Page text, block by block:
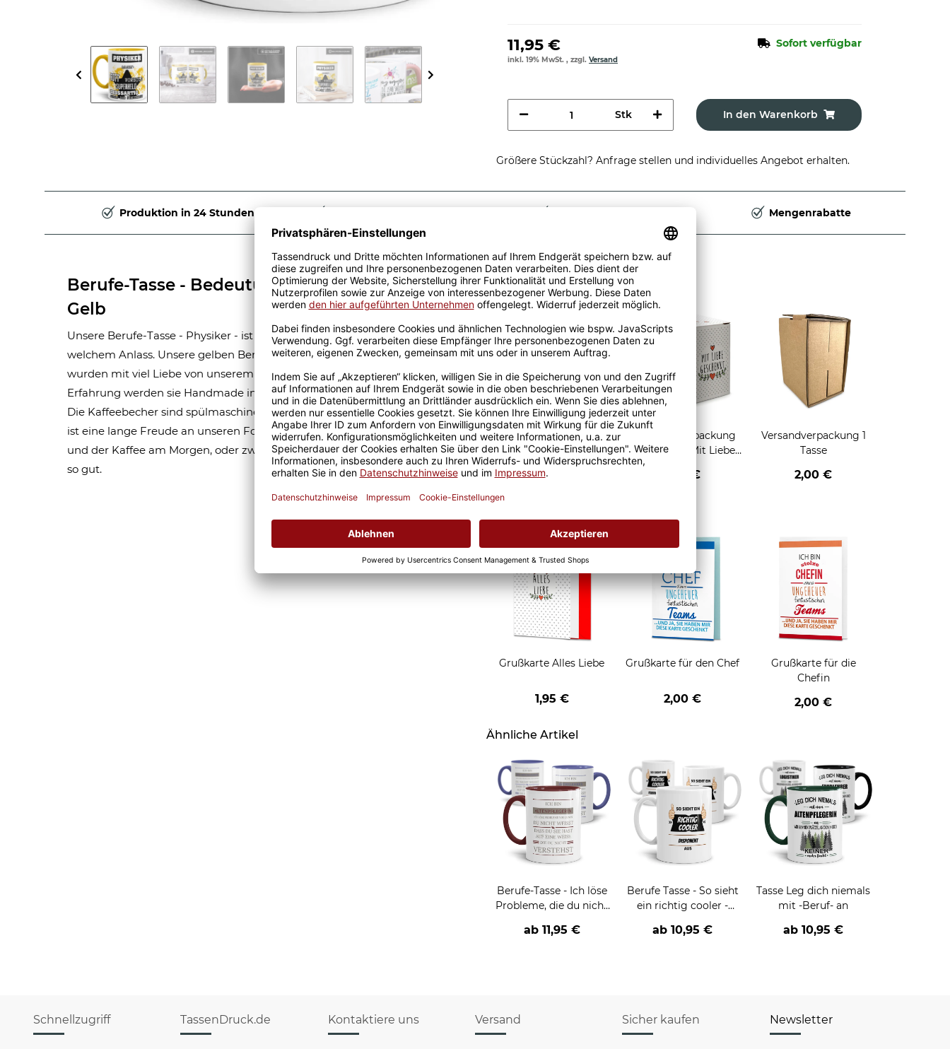
11,95 € Sofort verfügbar
inkl. 19% MwSt. , zzgl. Versand
Stk In den Warenkorb
Größere Stückzahl? Anfrage stellen und individuelles Angebot erhalten.
Produktion in 24 Stunden Mengenrabatte
Berufe-Tasse - Bedeutung eines Physikers -
Gelb
Unsere Berufe-Tasse - Physiker - ist eine tolle Geschenkidee, egal zu
welchem Anlass. Unsere gelben Berufe-Tassen aus hochwertiger Keramik
wurden mit viel Liebe von unserem Grafik-Team designt. Mit viel
Erfahrung werden sie Handmade in unserer eigenen Produktion bedruckt.
Die Kaffeebecher sind spülmaschinen- und mikrowellen geeignet. Somit
ist eine lange Freude an unseren Fototassen und Motivtassen garantiert
und der Kaffee am Morgen, oder zwischendurch, schmeckt gleich nochmal
so gut.
Passende Verpackungen
Geschenkverpackung 1
Tasse mit Fenster
2,50 €
Geschenkverpackung
für Tassen - Mit Liebe
2,95 €
Versandverpackung 1
Tasse
2,00 €
Grußkarten zum Verschenken
Grußkarte Alles Liebe
1,95 €
Grußkarte für den Chef
2,00 €
Grußkarte für die
Chefin
2,00 €
Ähnliche Artikel
Berufe-Tasse - Ich löse
Probleme, die du nicht
verschiedene Berufe
ab 11,95 €
Berufe Tasse - So sieht
ein richtig cooler -
ab10,95 €
Tasse Leg dich niemals
mit -Beruf- an
ab10,95 €
Schnellzugriff TassenDruck.de Kontaktiere uns Versand Sicher kaufen Newsletter